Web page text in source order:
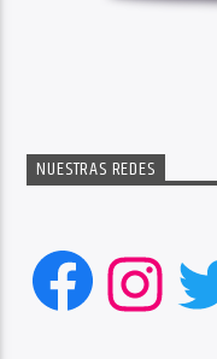
NUESTRAS REDES